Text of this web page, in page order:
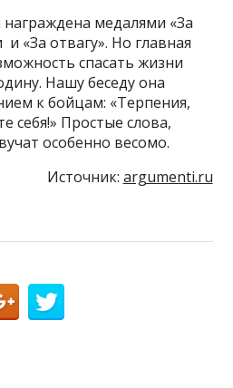
медалями «За
«За отвагу». Но главная
спасать жизни
Нашу беседу она
к бойцам: «Терпения,
себя!» Простые слова,
особенно весомо.
Источник: argumenti.ru